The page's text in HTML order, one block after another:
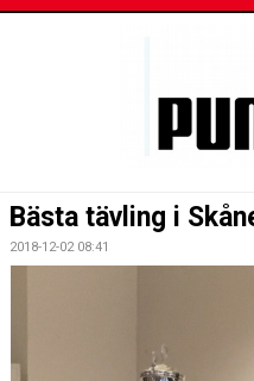
MATCHER & TÄVLINGAR
KONTAKT
Bästa tävling i
2018-12-02 08:41